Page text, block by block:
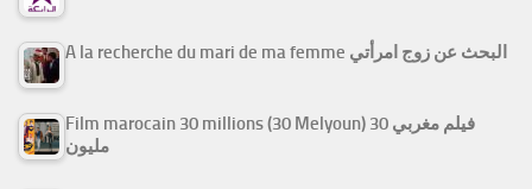
A la recherche du mari de ma femme البحث عن زوج امرأتي
Film marocain 30 millions (30 Melyoun) فيلم مغربي 30
مليون